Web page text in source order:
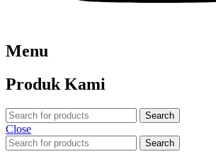
Menu
Produk Kami
Search
Close
Search